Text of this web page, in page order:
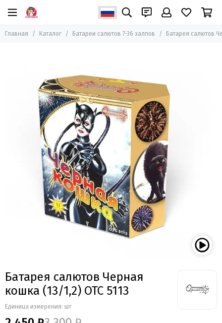
Главная Каталог Батареи салютов 7-36 залпов Батарея салютов
Батарея салютов Черная
кошка (13/1,2) ОТС 5113
Единица измерения: шт